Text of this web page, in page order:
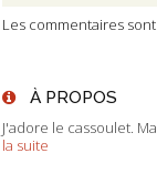
Les commentaires
À PROPOS
J'adore le cassoulet.
la suite